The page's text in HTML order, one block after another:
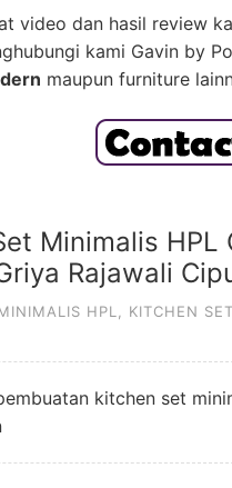
video dan hasil review
kami Gavin by
maupun furniture
Minimalis HPL
Rajawali
HPL KITCHEN
kitchen set